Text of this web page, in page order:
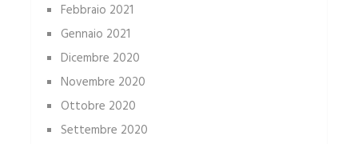
Febbraio 2021
Gennaio 2021
Dicembre 2020
Novembre 2020
Ottobre 2020
Settembre 2020